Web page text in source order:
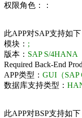
权限角色：：
此APP对SAP支持如下
模块： ;
版本： SAP S/4HANA
Required Back-End
APP类型： GUI（SAP
数据库支持类型：
此APP对BSP支持如下